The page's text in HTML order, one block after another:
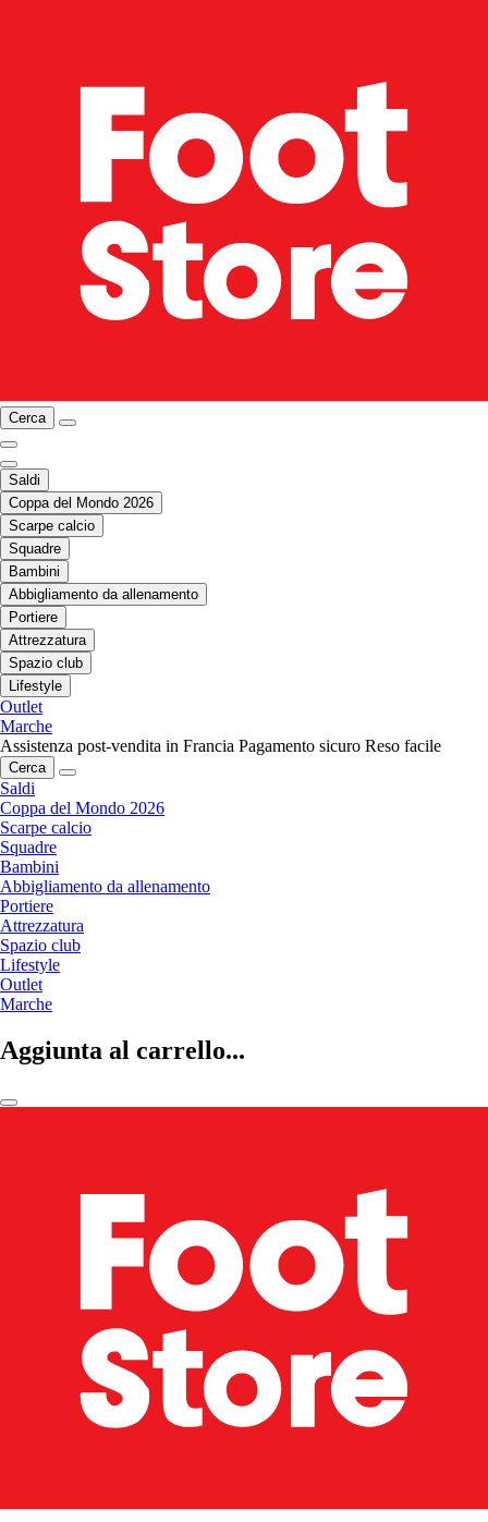
Cerca
Saldi
Coppa del Mondo 2026
Scarpe calcio
Squadre
Bambini
Abbigliamento da allenamento
Portiere
Attrezzatura
Spazio club
Lifestyle
Outlet
Marche
Assistenza post-vendita in Francia Pagamento sicuro Reso facile
Cerca
Saldi
Coppa del Mondo 2026
Scarpe calcio
Squadre
Bambini
Abbigliamento da allenamento
Portiere
Attrezzatura
Spazio club
Lifestyle
Outlet
Marche
Aggiunta al carrello...